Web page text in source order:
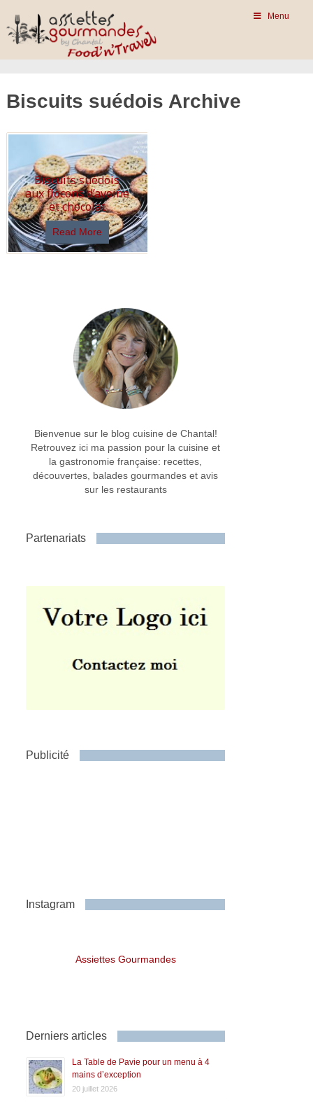
Menu
Biscuits suédois Archive
Biscuits suédois
aux flocons d’avoine
et chocolat
Read More
Bienvenue sur le blog cuisine de Chantal!
Retrouvez ici ma passion pour la cuisine et
la gastronomie française: recettes,
découvertes, balades gourmandes et avis
sur les restaurants
Partenariats
Publicité
Instagram
Assiettes Gourmandes
Derniers articles
La Table de Pavie pour un menu à 4
mains d’exception
20 juillet 2026